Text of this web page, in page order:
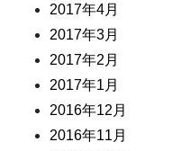
2017年4月
2017年3月
2017年2月
2017年1月
2016年12月
2016年11月